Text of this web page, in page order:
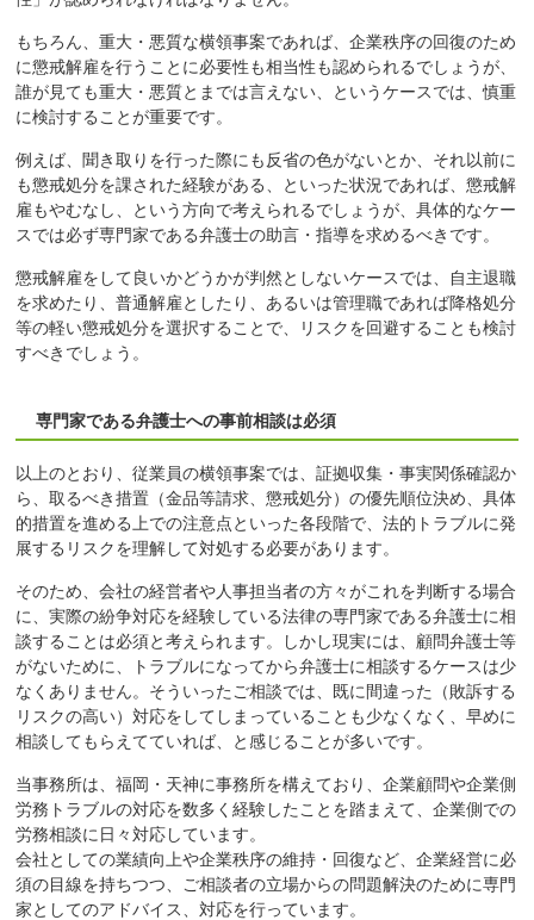
もちろん、重大・悪質な横領事案であれば、企業秩序の回復のため
に懲戒解雇を行うことに必要性も相当性も認められるでしょうが、
誰が見ても重大・悪質とまでは言えない、というケースでは、慎重
に検討することが重要です。
例えば、聞き取りを行った際にも反省の色がないとか、それ以前に
も懲戒処分を課された経験がある、といった状況であれば、懲戒解
雇もやむなし、という方向で考えられるでしょうが、具体的なケー
スでは必ず専門家である弁護士の助言・指導を求めるべきです。
懲戒解雇をして良いかどうかが判然としないケースでは、自主退職
を求めたり、普通解雇としたり、あるいは管理職であれば降格処分
等の軽い懲戒処分を選択することで、リスクを回避することも検討
すべきでしょう。
専門家である弁護士への事前相談は必須
以上のとおり、従業員の横領事案では、証拠収集・事実関係確認か
ら、取るべき措置（金品等請求、懲戒処分）の優先順位決め、具体
的措置を進める上での注意点といった各段階で、法的トラブルに発
展するリスクを理解して対処する必要があります。
そのため、会社の経営者や人事担当者の方々がこれを判断する場合
に、実際の紛争対応を経験している法律の専門家である弁護士に相
談することは必須と考えられます。しかし現実には、顧問弁護士等
がないために、トラブルになってから弁護士に相談するケースは少
なくありません。そういったご相談では、既に間違った（敗訴する
リスクの高い）対応をしてしまっていることも少なくなく、早めに
相談してもらえてていれば、と感じることが多いです。
当事務所は、福岡・天神に事務所を構えており、企業顧問や企業側
労務トラブルの対応を数多く経験したことを踏まえて、企業側での
労務相談に日々対応しています。
会社としての業績向上や企業秩序の維持・回復など、企業経営に必
須の目線を持ちつつ、ご相談者の立場からの問題解決のために専門
家としてのアドバイス、対応を行っています。